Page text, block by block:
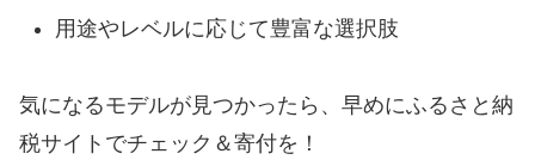
用途やレベルに応じて豊富な選択肢
気になるモデルが見つかったら、早めにふるさと納
税サイトでチェック＆寄付を！